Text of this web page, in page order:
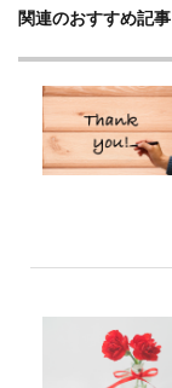
関連のおすすめ記事